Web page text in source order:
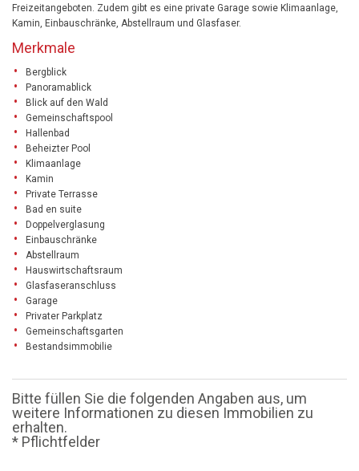
Freizeitangeboten. Zudem gibt es eine private Garage sowie Klimaanlage,
Kamin, Einbauschränke, Abstellraum und Glasfaser.
Merkmale
Bergblick
Panoramablick
Blick auf den Wald
Gemeinschaftspool
Hallenbad
Beheizter Pool
Klimaanlage
Kamin
Private Terrasse
Bad en suite
Doppelverglasung
Einbauschränke
Abstellraum
Hauswirtschaftsraum
Glasfaseranschluss
Garage
Privater Parkplatz
Gemeinschaftsgarten
Bestandsimmobilie
Bitte füllen Sie die folgenden Angaben aus, um
weitere Informationen zu diesen Immobilien zu
erhalten.
* Pflichtfelder